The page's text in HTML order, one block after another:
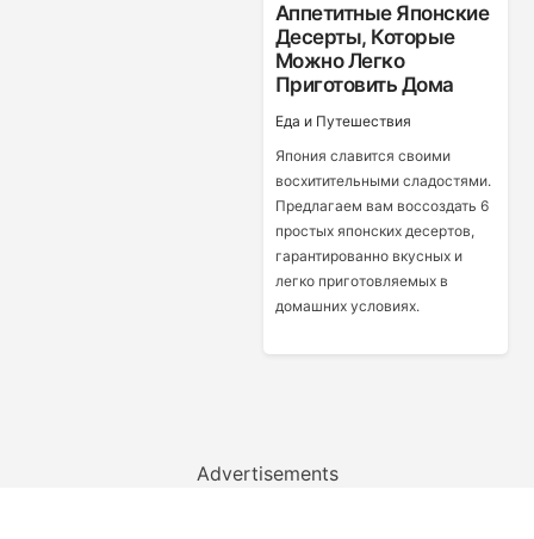
Аппетитные Японские
Десерты, Которые
Можно Легко
Приготовить Дома
Еда и Путешествия
Япония славится своими
восхитительными сладостями.
Предлагаем вам воссоздать 6
простых японских десертов,
гарантированно вкусных и
легко приготовляемых в
домашних условиях.
Advertisements